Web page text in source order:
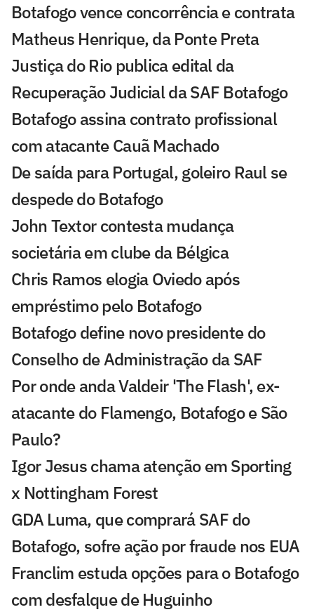
Botafogo vence concorrência e contrata
Matheus Henrique, da Ponte Preta
Justiça do Rio publica edital da
Recuperação Judicial da SAF Botafogo
Botafogo assina contrato profissional
com atacante Cauã Machado
De saída para Portugal, goleiro Raul se
despede do Botafogo
John Textor contesta mudança
societária em clube da Bélgica
Chris Ramos elogia Oviedo após
empréstimo pelo Botafogo
Botafogo define novo presidente do
Conselho de Administração da SAF
Por onde anda Valdeir 'The Flash', ex-
atacante do Flamengo, Botafogo e São
Paulo?
Igor Jesus chama atenção em Sporting
x Nottingham Forest
GDA Luma, que comprará SAF do
Botafogo, sofre ação por fraude nos EUA
Franclim estuda opções para o Botafogo
com desfalque de Huguinho